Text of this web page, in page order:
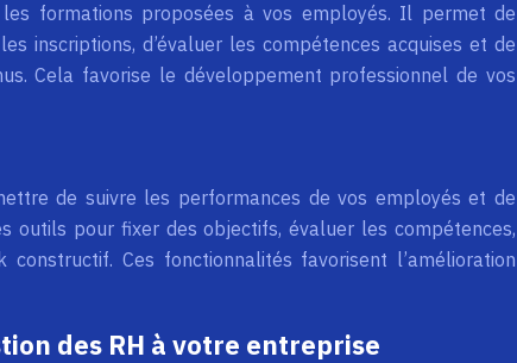
formations proposées à vos employés. Il permet de
inscriptions, d’évaluer les compétences acquises et de
Cela favorise le développement professionnel de vos
de suivre les performances de vos employés et de
outils pour fixer des objectifs, évaluer les compétences,
Ces fonctionnalités favorisent l’amélioration
des RH à votre entreprise